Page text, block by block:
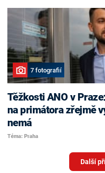
7 fotografií
Těžkosti ANO v
na primátora zřejmě
nemá
Téma: Praha
Další